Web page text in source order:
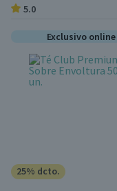
5.0
Exclusivo online
25% dcto.